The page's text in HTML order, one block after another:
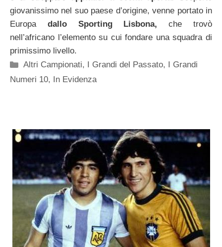
giovanissimo nel suo paese d’origine, venne portato in
Europadallo Sporting Lisbona, che trovò
nell’africano l’elemento su cui fondare una squadra di
primissimo livello.
Categorie
Altri Campionati, I Grandi del Passato,
I Grandi
Numeri 10, In Evidenza